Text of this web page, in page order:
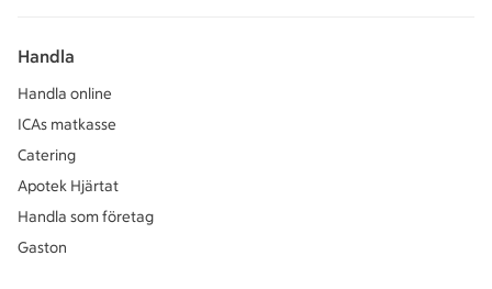
Handla
Handla online
ICAs matkasse
Catering
Apotek Hjärtat
Handla som företag
Gaston